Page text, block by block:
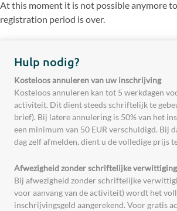
At this moment it is not possible anymore
registration period is over.
Hulp nodig?
Kosteloos annuleren van uw inschrijving
Kosteloos annuleren kan tot 5 werkdagen
activiteit. Dit dient steeds schriftelijk te
brief). Bij latere annulering is 50% van het
een minimum van 50 EUR verschuldigd. Bij
dag zelf afmelden, dient u de volledige prijs
Afwezigheid zonder schriftelijke verwittiging
Bij afwezigheid zonder schriftelijke
voor aanvang van de activiteit) wordt het
inschrijvingsgeld aangerekend. Voor gratis